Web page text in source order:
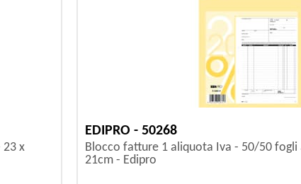
x
EDIPRO - 50268
Blocco fatture 1 aliquota Iva - 50/50
21cm - Edipro